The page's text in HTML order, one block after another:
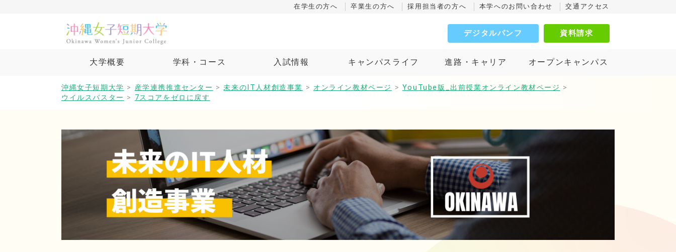
在学生の方へ 卒業生の方へ 採用担当者の方へ 本学へのお問い合わせ 交通アクセス
デジタルパンフ 資料請求
大学概要 学科・コース 入試情報 キャンパスライフ 進路・キャリア オープンキャンパス
沖縄女子短期大学 > 産学連携推進センター > 未来のIT人材創造事業 > オンライン教材ページ > YouTube版_出前授業オンライン教材ページ >
ウイルスバスター > 7スコアをゼロに戻す